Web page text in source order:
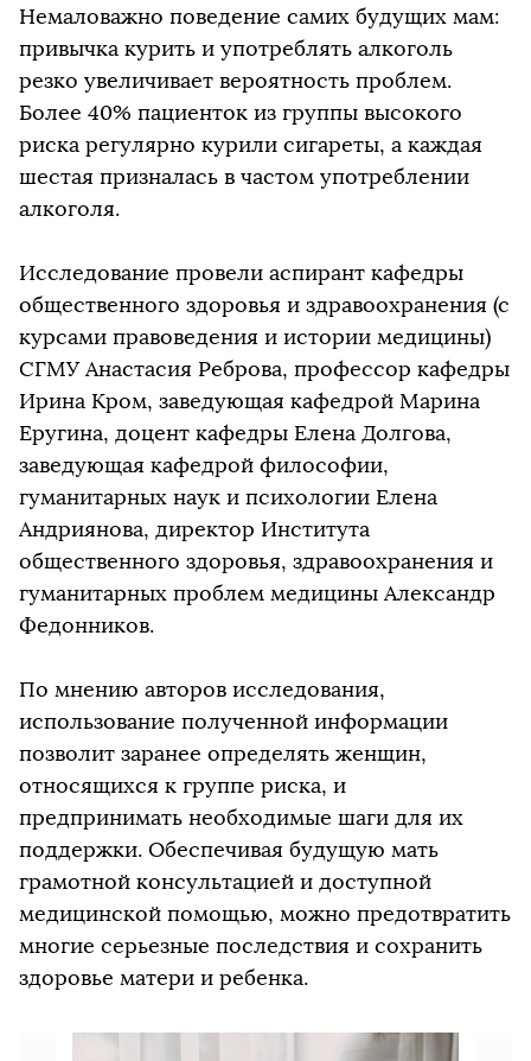
Немаловажно поведение самих будущих мам:
привычка курить и употреблять алкоголь
резко увеличивает вероятность проблем.
Более 40% пациенток из группы высокого
риска регулярно курили сигареты, а каждая
шестая призналась в частом употреблении
алкоголя.
Исследование провели аспирант кафедры
общественного здоровья и здравоохранения (с
курсами правоведения и истории медицины)
СГМУ Анастасия Реброва, профессор кафедры
Ирина Кром, заведующая кафедрой Марина
Еругина, доцент кафедры Елена Долгова,
заведующая кафедрой философии,
гуманитарных наук и психологии Елена
Андриянова, директор Института
общественного здоровья, здравоохранения и
гуманитарных проблем медицины Александр
Федонников.
По мнению авторов исследования,
использование полученной информации
позволит заранее определять женщин,
относящихся к группе риска, и
предпринимать необходимые шаги для их
поддержки. Обеспечивая будущую мать
грамотной консультацией и доступной
медицинской помощью, можно предотвратить
многие серьезные последствия и сохранить
здоровье матери и ребенка.